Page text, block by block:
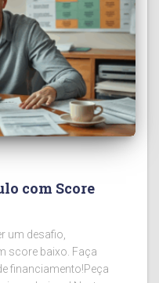
com Score
um desafio,
score baixo. Faça
financiamento!Peça